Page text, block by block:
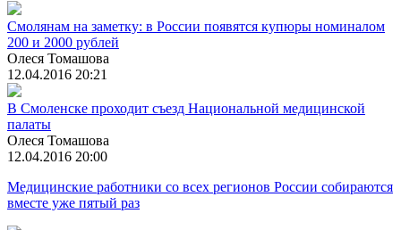
Смолянам на заметку: в России появятся купюры номиналом
200 и 2000 рублей
Олеся Томашова
12.04.2016 20:21
В Смоленске проходит съезд Национальной медицинской
палаты
Олеся Томашова
12.04.2016 20:00
Медицинские работники со всех регионов России собираются
вместе уже пятый раз